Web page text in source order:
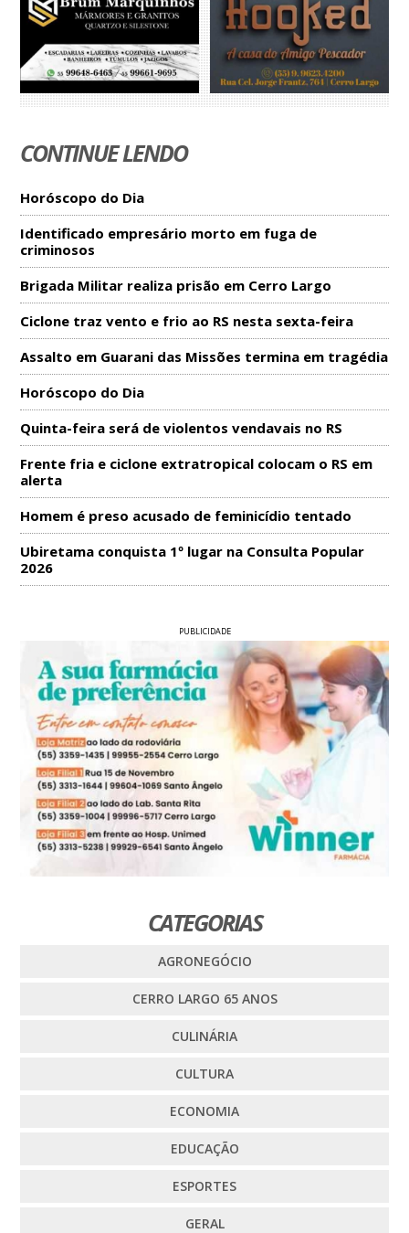
CONTINUE LENDO
Horóscopo do Dia
Identificado empresário morto em fuga de
criminosos
Brigada Militar realiza prisão em Cerro Largo
Ciclone traz vento e frio ao RS nesta sexta-feira
Assalto em Guarani das Missões termina em tragédia
Horóscopo do Dia
Quinta-feira será de violentos vendavais no RS
Frente fria e ciclone extratropical colocam o RS em
alerta
Homem é preso acusado de feminicídio tentado
Ubiretama conquista 1º lugar na Consulta Popular
2026
PUBLICIDADE
CATEGORIAS
AGRONEGÓCIO
CERRO LARGO 65 ANOS
CULINÁRIA
CULTURA
ECONOMIA
EDUCAÇÃO
ESPORTES
GERAL